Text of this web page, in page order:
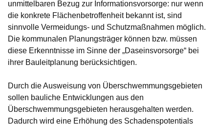
unmittelbaren Bezug zur Informationsvorsorge: nur wenn
die konkrete Flächenbetroffenheit bekannt ist, sind
sinnvolle Vermeidungs- und Schutzmaßnahmen möglich.
Die kommunalen Planungsträger können bzw. müssen
diese Erkenntnisse im Sinne der „Daseinsvorsorge“ bei
ihrer Bauleitplanung berücksichtigen.
Durch die Ausweisung von Überschwemmungsgebieten
sollen bauliche Entwicklungen aus den
Überschwemmungsgebieten herausgehalten werden.
Dadurch wird eine Erhöhung des Schadenspotentials